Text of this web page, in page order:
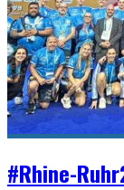
#Rhine-